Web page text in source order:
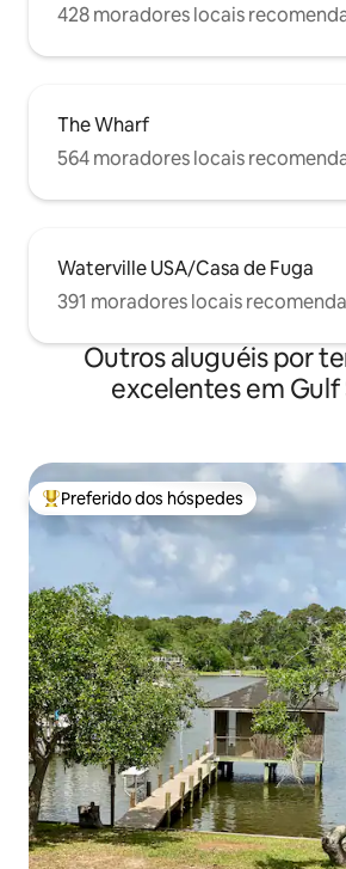
428 moradores locais
The Wharf
564 moradores locais
Waterville USA/Casa de Fuga
391 moradores locais
Outros aluguéis por
excelentes em Gulf
Entre os melhores preferidos dos
Preferido dos hóspedes